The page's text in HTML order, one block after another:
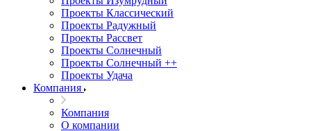
Проекты Классический
Проекты Радужный
Проекты Рассвет
Проекты Солнечный
Проекты Солнечный ++
Проекты Удача
Компания
Компания
О компании